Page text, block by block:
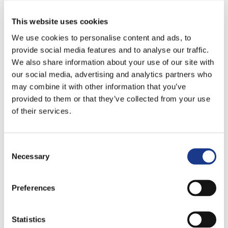
This website uses cookies
We use cookies to personalise content and ads, to
provide social media features and to analyse our traffic.
We also share information about your use of our site with
our social media, advertising and analytics partners who
may combine it with other information that you’ve
provided to them or that they’ve collected from your use
of their services.
Selection
Necessary
Preferences
Statistics
Wo Kuijpers Den Haag ursprünglich als Spezialist im
Bereich Sicherheit begann, wie z.B. Einbruchmelde-,
Videoüberwachungs- und Brandmeldesysteme, ist die
Niederlassung mittlerweile ein multidisziplinärer
Standort mit umfassendem Fachwissen. Unsere
Bereich der gebäudegebundenen Installationen –
sowohl elektrotechnisch als auch mechanisch – sowie
natürlich eng mit anderen Kuijpers-Niederlassungen
Kunden zu bieten.